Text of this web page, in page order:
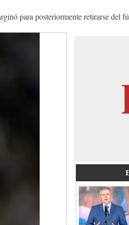
para posteriormente retirarse del